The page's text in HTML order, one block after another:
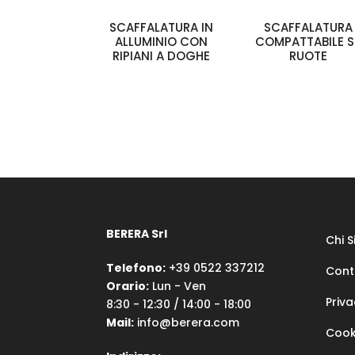
SCAFFALATURA IN
ALLUMINIO CON
RIPIANI A DOGHE
SCAFFALATURA
COMPATTABILE
RUOTE
BERERA Srl
Telefono: +39 0522 337212
Orario: Lun - Ven
8:30 - 12:30 / 14:00 - 18:00
Mail: info@berera.com
Chi